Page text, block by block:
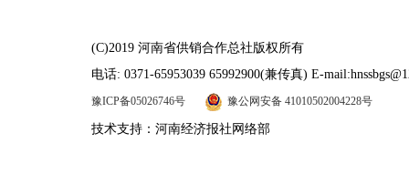
(C)2019 河南省供销合作总社版权所有
电话: 0371-65953039 65992900(兼传真) E-
豫ICP备05026746号 豫公网安备 41010502004228号
技术支持：河南经济报社网络部